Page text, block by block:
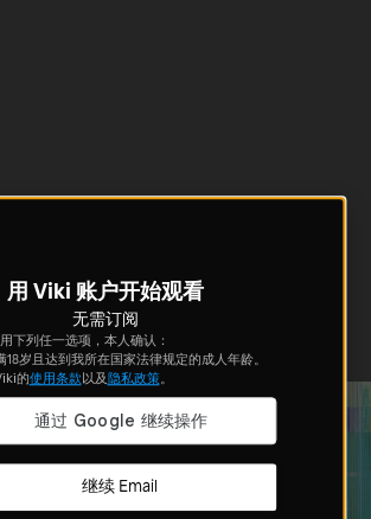
用 Viki 账户开始观看
无需订阅
下列任一选项，本人确认：
18岁且达到我所在国家法律规定的成人年龄。
的使用条款以及隐私政策。
继续 Email